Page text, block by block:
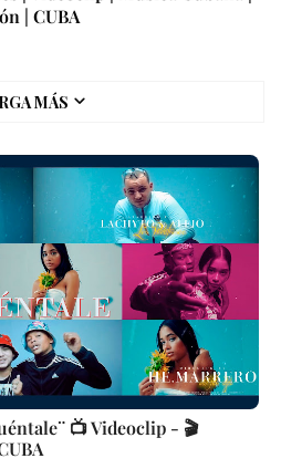
| CUBA
MÁS
📺 Videoclip - 🎬